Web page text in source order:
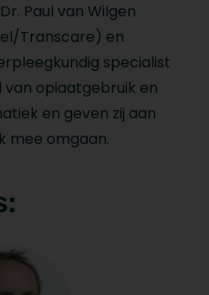
Paul van Wilgen
Transcare) en
specialist
opiaatgebruik en
en geven zij aan
mee omgaan.